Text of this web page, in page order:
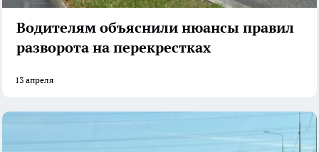
Водителям объяснили нюансы правил
разворота на перекрестках
13 апреля